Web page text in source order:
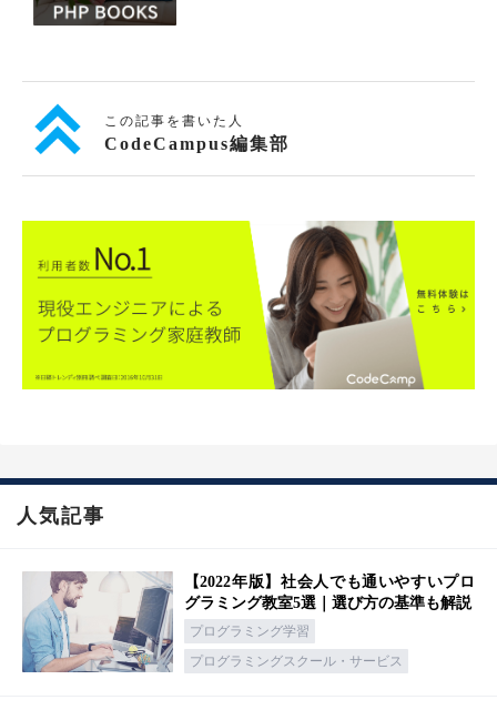
この記事を書いた人
CodeCampus編集部
人気記事
【2022年版】社会人でも通いやすいプロ
グラミング教室5選｜選び方の基準も解説
プログラミング学習
プログラミングスクール・サービス